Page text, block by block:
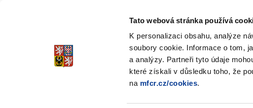
Tato webová stránka používá
K personalizaci obsahu, analýze
soubory cookie. Informace o tom,
a analýzy. Partneři tyto údaje
které získali v důsledku toho, že
na mfcr.cz/cookies.
Úvodní stránka
Úvodní stránka Euro a Česká republika
Právní